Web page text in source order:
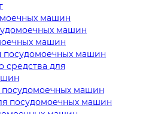
машин
машин
машин
посудомоечных машин
для
машин
посудомоечных машин